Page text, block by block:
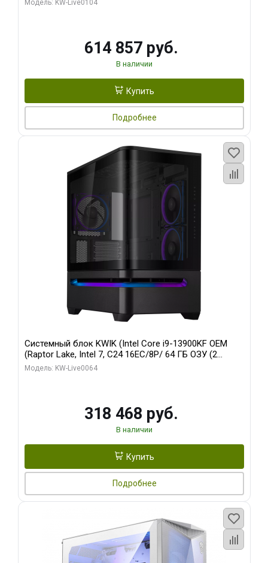
Модель: KW-Live0104
614 857 руб.
В наличии
Купить
Подробнее
Системный блок KWIK (Intel Core i9-13900KF OEM
(Raptor Lake, Intel 7, C24 16EC/8P/ 64 ГБ ОЗУ (2
модуля)/ ASUS RTX5080 PROART OC 16GB GDDR7
Модель: KW-Live0064
318 468 руб.
В наличии
Купить
Подробнее